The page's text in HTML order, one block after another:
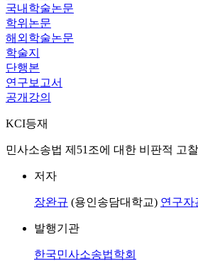
국내학술논문
학위논문
해외학술논문
학술지
단행본
연구보고서
공개강의
KCI등재
민사소송법 제51조에 대한 비판적 고찰
저자
장완규 (용인송담대학교) 연구자
발행기관
한국민사소송법학회